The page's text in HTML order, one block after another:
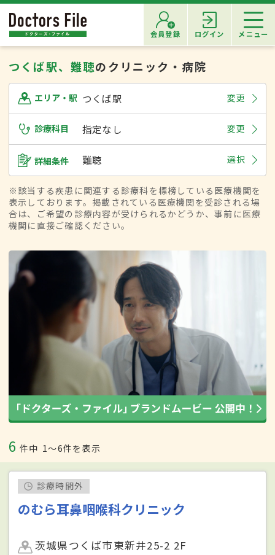
会員登録 ログイン メニュー
つくば駅、難聴のクリニック・病院
エリア・駅 つくば駅 変更
診療科目 指定なし 変更
詳細条件 難聴 選択
※該当する疾患に関連する診療科を標榜している医療機関を
表示しております。掲載されている医療機関を受診される場
合は、ご希望の診療内容が受けられるかどうか、事前に医療
機関に直接ご確認ください。
6 件中 1〜6件を表示
診療時間外
のむら耳鼻咽喉科クリニック
茨城県つくば市東新井25-2 2F